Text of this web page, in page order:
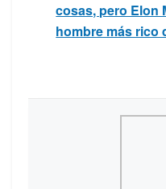
cosas, pero Elon
hombre más rico